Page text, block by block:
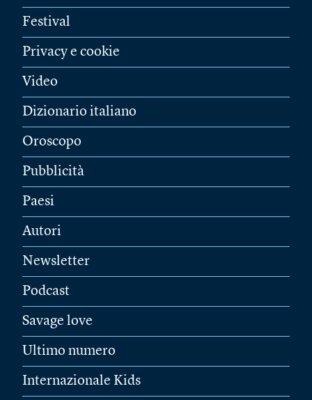
Festival
Privacy e cookie
Video
Dizionario italiano
Oroscopo
Pubblicità
Paesi
Autori
Newsletter
Podcast
Savage love
Ultimo numero
Internazionale Kids